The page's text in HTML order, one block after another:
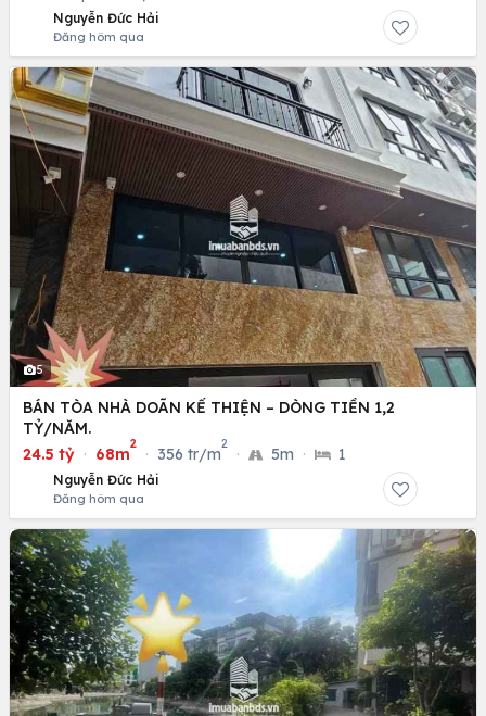
Nguyễn Đức Hải
Đăng hôm qua
5
BÁN TÒA NHÀ DOÃN KẾ THIỆN – DÒNG TIỀN 1,2
TỶ/NĂM.
24.5 tỷ · 68m
2
· 356 tr/m
2
· 5m · 1
Nguyễn Đức Hải
Đăng hôm qua